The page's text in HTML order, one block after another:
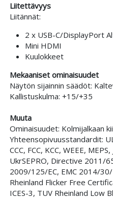
Liitettävyys
Liitännät:
2 x USB-C/DisplayPort
Mini HDMI
Kuulokkeet
Mekaaniset ominaisuudet
Näytön sijainnin säädöt:
Kallistuskulma: +15/+35
Muuta
Ominaisuudet: Kolmijalkaan
Yhteensopivuusstandardit:
CCC, FCC, KCC, WEEE,
UkrSEPRO, Directive 2011/
2009/125/EC, EMC 2014/
Rheinland Flicker Free
ICES-3, TUV Rheinland Low